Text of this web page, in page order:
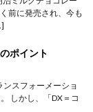
前に発売され、今も
ポイント
スフォーメーショ
しかし、「DX＝コ